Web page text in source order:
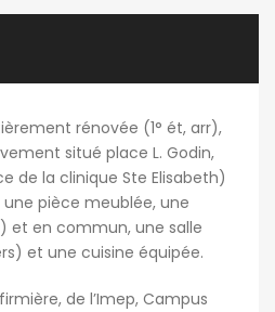
rénovée (1° ét, arr),
situé place L. Godin,
de la clinique Ste Elisabeth)
pièce meublée, une
et en commun, une salle
et une cuisine équipée.
de l’Imep, Campus